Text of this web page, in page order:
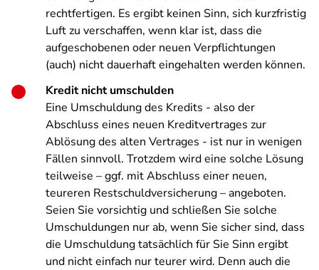
rechtfertigen. Es ergibt keinen Sinn, sich kurzfristig
Luft zu verschaffen, wenn klar ist, dass die
aufgeschobenen oder neuen Verpflichtungen
(auch) nicht dauerhaft eingehalten werden können.
Kredit nicht umschulden
Eine Umschuldung des Kredits - also der
Abschluss eines neuen Kreditvertrages zur
Ablösung des alten Vertrages - ist nur in wenigen
Fällen sinnvoll. Trotzdem wird eine solche Lösung
teilweise – ggf. mit Abschluss einer neuen,
teureren Restschuldversicherung – angeboten.
Seien Sie vorsichtig und schließen Sie solche
Umschuldungen nur ab, wenn Sie sicher sind, dass
die Umschuldung tatsächlich für Sie Sinn ergibt
und nicht einfach nur teurer wird. Denn auch die